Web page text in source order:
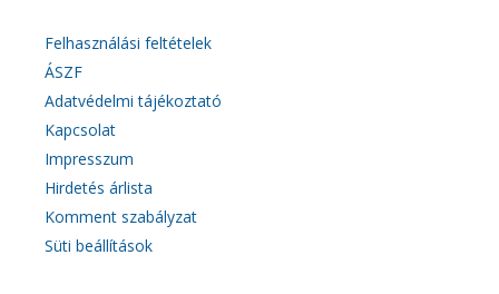
Felhasználási feltételek
ÁSZF
Adatvédelmi tájékoztató
Kapcsolat
Impresszum
Hirdetés árlista
Komment szabályzat
Süti beállítások